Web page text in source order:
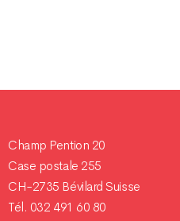
Champ Pention 20
Case postale 255
CH-2735 Bévilard Suisse
Tél. 032 491 60 80